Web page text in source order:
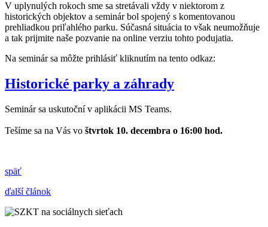
V uplynulých rokoch sme sa stretávali vždy v niektorom z
historických objektov a seminár bol spojený s komentovanou
prehliadkou priľahlého parku. Súčasná situácia to však neumožňuje
a tak prijmite naše pozvanie na online verziu tohto podujatia.
Na seminár sa môžte prihlásiť kliknutím na tento odkaz:
Historické parky a záhrady
Seminár sa uskutoční v aplikácii MS Teams.
Tešíme sa na Vás vo štvrtok 10. decembra o 16:00 hod.
späť
ďalší článok